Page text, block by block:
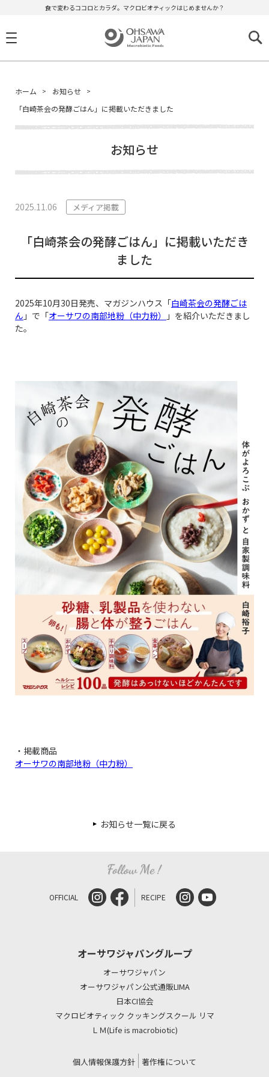
食で変わるココロとカラダ。マクロビオティックはじめませんか？
ホーム
お知らせ
「白崎茶会の発酵ごはん」に掲載いただきました
お知らせ
2025.11.06 メディア掲載
「白崎茶会の発酵ごはん」に掲載いただき
ました
2025年10月30日発売、マガジンハウス「白崎茶会の発酵ごは
ん 」で「オーサワの南部地粉（中力粉）
」を紹介いただきまし
た。
・掲載商品
オーサワの南部地粉（中力粉）
お知らせ一覧に戻る
OFFICIAL RECIPE
オーサワジャパングループ
オーサワジャパン
オーサワジャパン公式通販LIMA
日本CI協会
マクロビオティック クッキングスクール リマ
ＬＭ(Life is macrobiotic)
個人情報保護方針 著作権について